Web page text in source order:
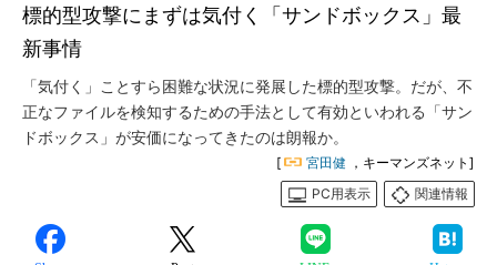
標的型攻撃にまずは気付く「サンドボックス」最
新事情
「気付く」ことすら困難な状況に発展した標的型攻撃。だが、不
正なファイルを検知するための手法として有効といわれる「サン
ドボックス」が安価になってきたのは朗報か。
[ 宮田健 ，キーマンズネット]
PC用表示
関連情報